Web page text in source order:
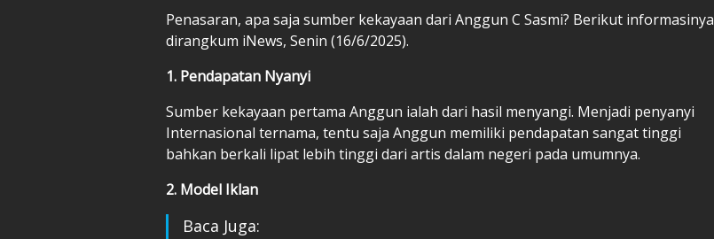
Penasaran, apa saja sumber kekayaan dari Anggun C Sasmi? Berikut informasinya
dirangkum iNews, Senin (16/6/2025).
1. Pendapatan Nyanyi
Sumber kekayaan pertama Anggun ialah dari hasil menyangi. Menjadi penyanyi
Internasional ternama, tentu saja Anggun memiliki pendapatan sangat tinggi
bahkan berkali lipat lebih tinggi dari artis dalam negeri pada umumnya.
2. Model Iklan
Baca Juga: